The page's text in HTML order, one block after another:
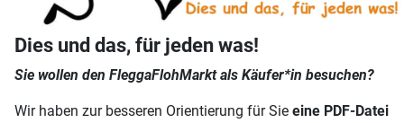
Dies und das, für jeden was!
Sie wollen den FleggaFlohMarkt als Käufer*in besuchen?
Wir haben zur besseren Orientierung für Sie eine PDF-Datei